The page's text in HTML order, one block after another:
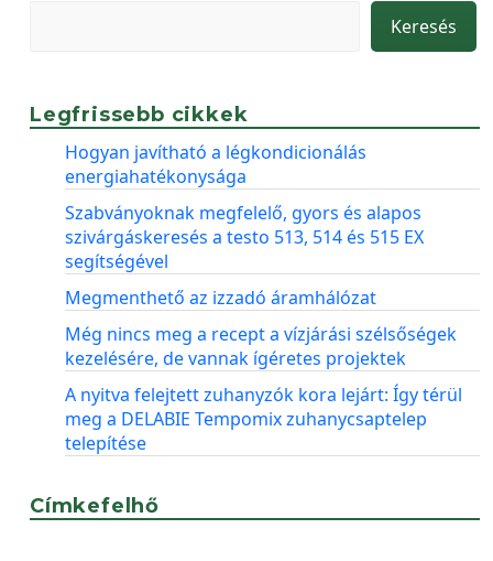
Keresés
Legfrissebb cikkek
Hogyan javítható a légkondicionálás
energiahatékonysága
Szabványoknak megfelelő, gyors és alapos
szivárgáskeresés a testo 513, 514 és 515 EX
segítségével
Megmenthető az izzadó áramhálózat
Még nincs meg a recept a vízjárási szélsőségek
kezelésére, de vannak ígéretes projektek
A nyitva felejtett zuhanyzók kora lejárt: Így térül
meg a DELABIE Tempomix zuhanycsaptelep
telepítése
Címkefelhő